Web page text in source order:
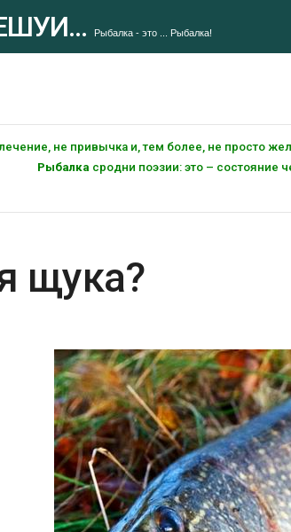
Рыбалка - это ... Рыбалка!
не привычка и, тем более, не просто
Рыбалка сродни поэзии: это – состояние
щука?